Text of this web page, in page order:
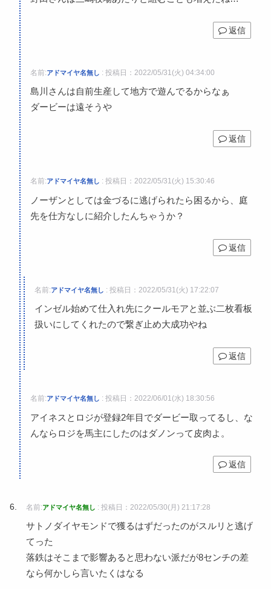
返信
名前:アドマイヤ名無し : 投稿日：2022/05/31(火) 04:34:00
島川さんは自前生産して地方で遊んでるからなぁ
ダービーは遠そうや
返信
名前:アドマイヤ名無し : 投稿日：2022/05/31(火) 15:30:46
ノーザンとしては金づるに逃げられたら困るから、庭
先を仕方なしに紹介したんちゃうか？
返信
名前:アドマイヤ名無し : 投稿日：2022/05/31(火) 17:22:07
インゼル始めて仕入れ先にクールモアと並ぶ二枚看板
扱いにしてくれたので繋ぎ止め大成功やね
返信
名前:アドマイヤ名無し : 投稿日：2022/06/01(水) 18:30:56
アイネスとロジが登録2年目でダービー取ってるし、な
んならロジを馬主にしたのはダノンって皮肉よ。
返信
名前:アドマイヤ名無し : 投稿日：2022/05/30(月) 21:17:28
サトノダイヤモンドで獲るはずだったのがスルリと逃げ
てった
落鉄はそこまで影響あると思わない派だが8センチの差
なら何かしら言いたくはなる